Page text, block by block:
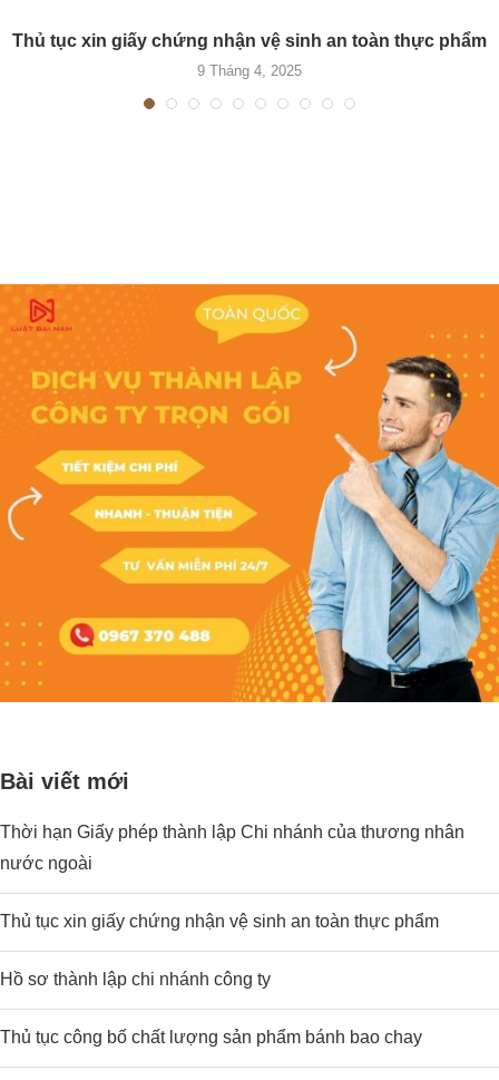
Thủ tục xin giấy chứng nhận vệ sinh an toàn thực phẩm
9 Tháng 4, 2025
Bài viết mới
Thời hạn Giấy phép thành lập Chi nhánh của thương nhân
nước ngoài
Thủ tục xin giấy chứng nhận vệ sinh an toàn thực phẩm
Hồ sơ thành lập chi nhánh công ty
Thủ tục công bố chất lượng sản phẩm bánh bao chay